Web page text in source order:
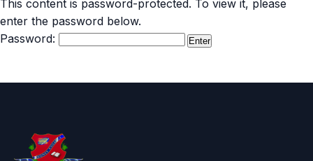
This content is password-protected. To view it, please
enter the password below.
Password: